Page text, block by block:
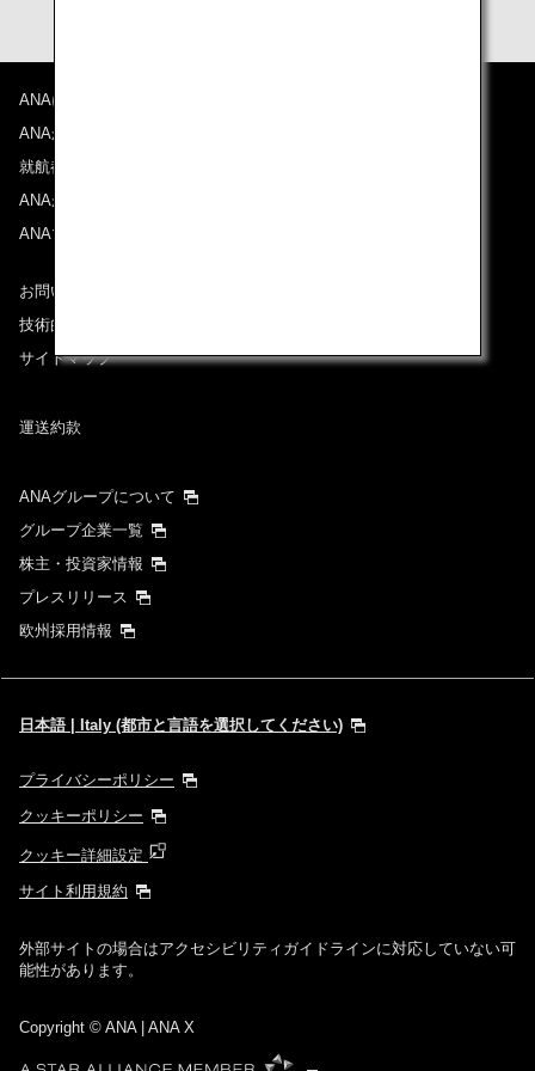
ANAについて
ANAからのお知らせ
就航都市
ANAがお約束する体験
ANAマイレージクラブ
お問い合わせ
技術的なお問い合わせ（推奨環境）
サイトマップ
運送約款
ANAグループについて
グループ企業一覧
株主・投資家情報
プレスリリース
欧州採用情報
日本語 | Italy (都市と言語を選択してください)
プライバシーポリシー
クッキーポリシー
クッキー詳細設定
サイト利用規約
外部サイトの場合はアクセシビリティガイドラインに対応していない可
能性があります。
Copyright © ANA | ANA X